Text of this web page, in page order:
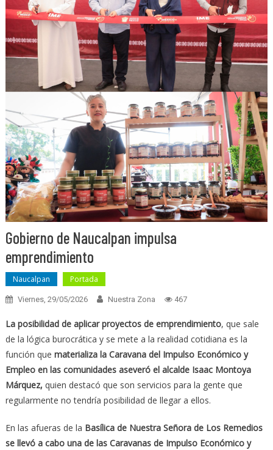
Gobierno de Naucalpan impulsa
emprendimiento
Naucalpan Portada
Viernes, 29/05/2026 Nuestra Zona 467
La posibilidad de aplicar proyectos de emprendimiento, que sale
de la lógica burocrática y se mete a la realidad cotidiana es la
función que materializa la Caravana del Impulso Económico y
Empleo en las comunidades aseveró el alcalde Isaac Montoya
Márquez, quien destacó que son servicios para la gente que
regularmente no tendría posibilidad de llegar a ellos.
En las afueras de la Basílica de Nuestra Señora de Los Remedios
se llevó a cabo una de las Caravanas de Impulso Económico y